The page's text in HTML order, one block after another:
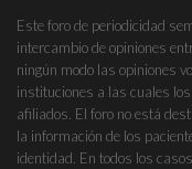
Este foro de periodicidad
intercambio de opiniones
ningún modo las opiniones
instituciones a las cuales
afiliados. El foro no está
la información de los
identidad. En todos los